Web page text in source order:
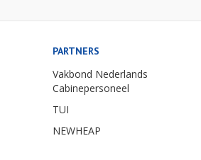
PARTNERS
Vakbond Nederlands
Cabinepersoneel
TUI
NEWHEAP